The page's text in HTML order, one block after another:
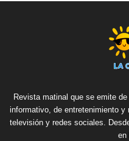
Revista matinal que se emite
informativo, de entretenimiento y
televisión y redes sociales.
en